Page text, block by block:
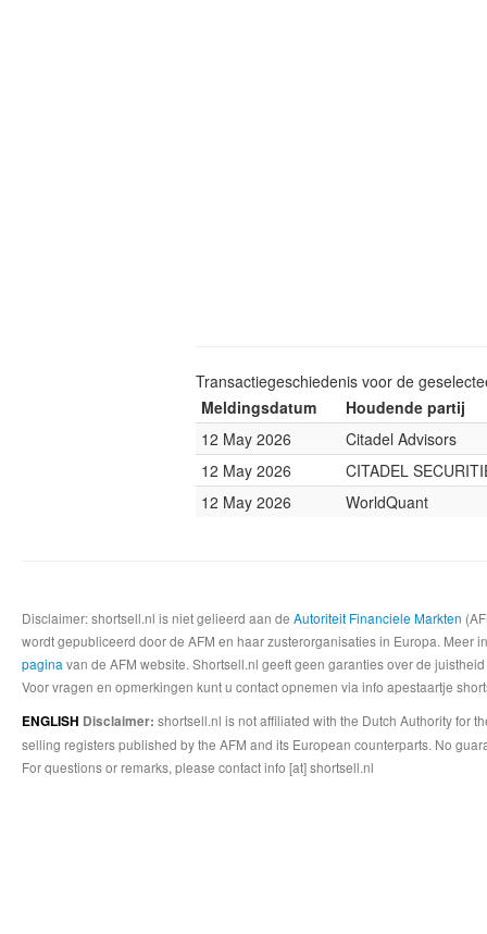
Transactiegeschiedenis voor de
Meldingsdatum
Houdende partij
12 May 2026
Citadel Advisors
12 May 2026
CITADEL
12 May 2026
WorldQuant
Disclaimer: shortsell.nl is niet gelieerd aan de Autoriteit Financiele Markten
wordt gepubliceerd door de AFM en haar zusterorganisaties in Europa.
pagina van de AFM website. Shortsell.nl geeft geen garanties over de
Voor vragen en opmerkingen kunt u contact opnemen via info apestaartje
ENGLISH Disclaimer: shortsell.nl is not affiliated with the Dutch Authority for
selling registers published by the AFM and its European counterparts. No
For questions or remarks, please contact info [at] shortsell.nl